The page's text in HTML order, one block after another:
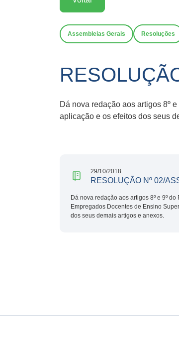
Assembleias Gerais Resoluções
Dá nova redação aos artigos 8º
aplicação e os efeitos dos seus
29/10/2018
RESOLUÇÃO Nº 02/
Dá nova redação aos artigos 8º e 9º
Empregados Docentes de Ensino
dos seus demais artigos e anexos.